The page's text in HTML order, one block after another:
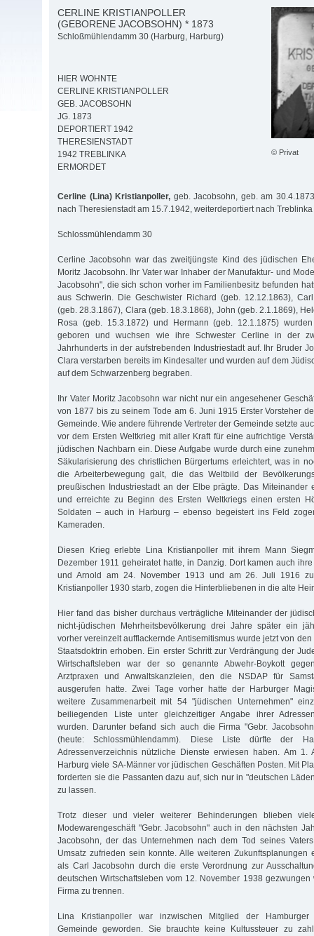
© Privat
CERLINE KRISTIANPOLLER
(GEBORENE JACOBSOHN) * 1873
Schloßmühlendamm 30 (Harburg, Harburg)
HIER WOHNTE
CERLINE KRISTIANPOLLER
GEB. JACOBSOHN
JG. 1873
DEPORTIERT 1942
THERESIENSTADT
1942 TREBLINKA
ERMORDET
Cerline (Lina) Kristianpoller, geb. Jacobsohn, geb. am
nach Theresienstadt am 15.7.1942, weiterdeportiert nach
Schlossmühlendamm 30
Cerline Jacobsohn war das zweitjüngste Kind des jüdischen
Moritz Jacobsohn. Ihr Vater war Inhaber der Manufaktur- und
Jacobsohn", die sich schon vorher im Familienbesitz befunden
aus Schwerin. Die Geschwister Richard (geb. 12.12.1863),
(geb. 28.3.1867), Clara (geb. 18.3.1868), John (geb. 2.1.1869),
Rosa (geb. 15.3.1872) und Hermann (geb. 12.1.1875)
geboren und wuchsen wie ihre Schwester Cerline in der
Jahrhunderts in der aufstrebenden Industriestadt auf. Ihr Bruder
Clara verstarben bereits im Kindesalter und wurden auf dem
auf dem Schwarzenberg begraben.
Ihr Vater Moritz Jacobsohn war nicht nur ein angesehener
von 1877 bis zu seinem Tode am 6. Juni 1915 Erster Vorsteher
Gemeinde. Wie andere führende Vertreter der Gemeinde setzte
vor dem Ersten Weltkrieg mit aller Kraft für eine aufrichtige
jüdischen Nachbarn ein. Diese Aufgabe wurde durch eine
Säkularisierung des christlichen Bürgertums erleichtert, was in
die Arbeiterbewegung galt, die das Weltbild der
preußischen Industriestadt an der Elbe prägte. Das Miteinander
und erreichte zu Beginn des Ersten Weltkriegs einen ersten
Soldaten – auch in Harburg – ebenso begeistert ins Feld
Kameraden.
Diesen Krieg erlebte Lina Kristianpoller mit ihrem Mann
Dezember 1911 geheiratet hatte, in Danzig. Dort kamen auch
und Arnold am 24. November 1913 und am 26. Juli 1916
Kristianpoller 1930 starb, zogen die Hinterbliebenen in die alte
Hier fand das bisher durchaus verträgliche Miteinander der
nicht-jüdischen Mehrheitsbevölkerung drei Jahre später ein
vorher vereinzelt aufflackernde Antisemitismus wurde jetzt von
Staatsdoktrin erhoben. Ein erster Schritt zur Verdrängung der
Wirtschaftsleben war der so genannte Abwehr-Boykott
Arztpraxen und Anwaltskanzleien, den die NSDAP für
ausgerufen hatte. Zwei Tage vorher hatte der Harburger
weitere Zusammenarbeit mit 54 "jüdischen Unternehmen"
beiliegenden Liste unter gleichzeitiger Angabe ihrer
wurden. Darunter befand sich auch die Firma "Gebr.
(heute: Schlossmühlendamm). Diese Liste dürfte der
Adressenverzeichnis nützliche Dienste erwiesen haben. Am 1.
Harburg viele SA-Männer vor jüdischen Geschäften Posten. Mit
forderten sie die Passanten dazu auf, sich nur in "deutschen
zu lassen.
Trotz dieser und vieler weiterer Behinderungen blieben
Modewarengeschäft "Gebr. Jacobsohn" auch in den nächsten
Jacobsohn, der das Unternehmen nach dem Tod seines
Umsatz zufrieden sein konnte. Alle weiteren Zukunftsplanungen
als Carl Jacobsohn durch die erste Verordnung zur
deutschen Wirtschaftsleben vom 12. November 1938
Firma zu trennen.
Lina Kristianpoller war inzwischen Mitglied der Hamburger
Gemeinde geworden. Sie brauchte keine Kultussteuer zu